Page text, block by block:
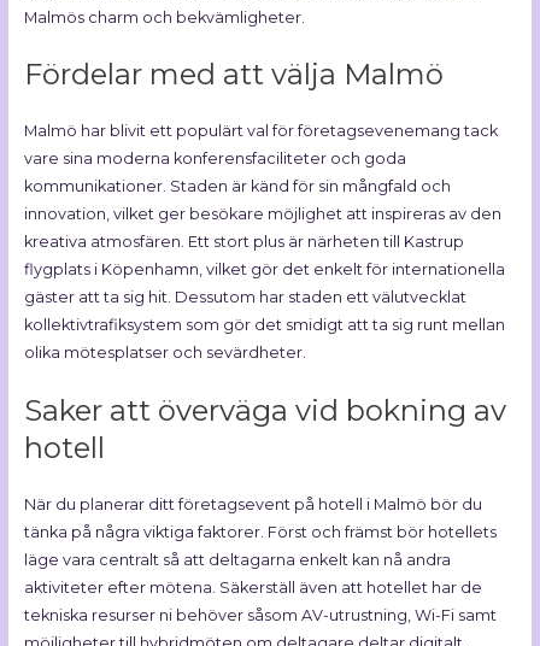
Malmös charm och bekvämligheter.
Fördelar med att välja Malmö
Malmö har blivit ett populärt val för företagsevenemang tack
vare sina moderna konferensfaciliteter och goda
kommunikationer. Staden är känd för sin mångfald och
innovation, vilket ger besökare möjlighet att inspireras av den
kreativa atmosfären. Ett stort plus är närheten till Kastrup
flygplats i Köpenhamn, vilket gör det enkelt för internationella
gäster att ta sig hit. Dessutom har staden ett välutvecklat
kollektivtrafiksystem som gör det smidigt att ta sig runt mellan
olika mötesplatser och sevärdheter.
Saker att överväga vid bokning av
hotell
När du planerar ditt företagsevent på hotell i Malmö bör du
tänka på några viktiga faktorer. Först och främst bör hotellets
läge vara centralt så att deltagarna enkelt kan nå andra
aktiviteter efter mötena. Säkerställ även att hotellet har de
tekniska resurser ni behöver såsom AV-utrustning, Wi-Fi samt